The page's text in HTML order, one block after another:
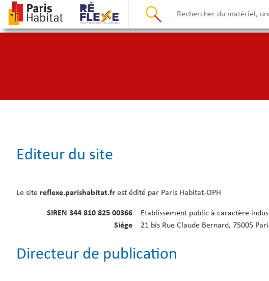
Editeur du site
Le site reflexe.parishabitat.fr est édité par Paris Habitat-OPH
SIREN 344 810 825 00366
Etablissement public à caractère
Siége
21 bis Rue Claude Bernard, 75005
Directeur de publication